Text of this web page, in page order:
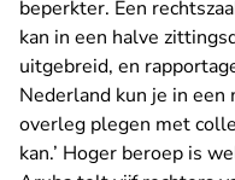
beperkter. Een
kan in een halve
uitgebreid, en
Nederland kun je in
overleg plegen met
kan.’ Hoger beroep is